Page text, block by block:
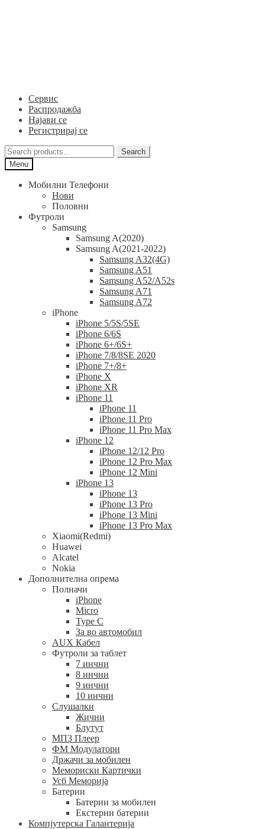
Сервис
Распродажба
Најави се
Регистрирај се
Search
for:
Search
Menu
Мобилни Телефони
Нови
Половни
Футроли
Samsung
Samsung A(2020)
Samsung A(2021-2022)
Samsung A32(4G)
Samsung A51
Samsung A52/A52s
Samsung A71
Samsung A72
iPhone
iPhone 5/5S/5SE
iPhone 6/6S
iPhone 6+/6S+
iPhone 7/8/8SE 2020
iPhone 7+/8+
iPhone X
iPhone XR
iPhone 11
iPhone 11
iPhone 11 Pro
iPhone 11 Pro Max
iPhone 12
iPhone 12/12 Pro
iPhone 12 Pro Max
iPhone 12 Mini
iPhone 13
iPhone 13
iPhone 13 Pro
iPhone 13 Mini
iPhone 13 Pro Max
Xiaomi(Redmi)
Huawei
Alcatel
Nokia
Дополнителна опрема
Полначи
iPhone
Micro
Type C
За во автомобил
AUX Кабел
Футроли за таблет
7 инчни
8 инчни
9 инчни
10 инчни
Слушалки
Жични
Блутут
МП3 Плеер
ФМ Модулатори
Држачи за мобилен
Мемориски Картички
Усб Меморија
Батерии
Батерии за мобилен
Екстерни батерии
Компјутерска Галантерија